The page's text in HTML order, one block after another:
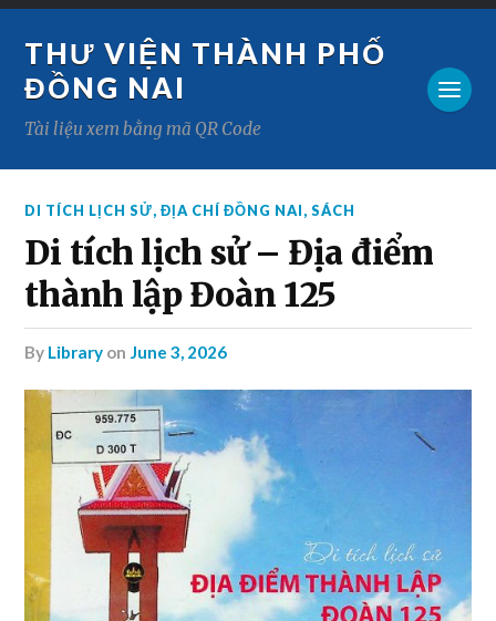
THƯ VIỆN THÀNH PHỐ
ĐỒNG NAI
Tài liệu xem bằng mã QR Code
DI TÍCH LỊCH SỬ,ĐỊA CHÍ ĐỒNG NAI,SÁCH
Di tích lịch sử – Địa điểm
thành lập Đoàn 125
by Library on June 3, 2026